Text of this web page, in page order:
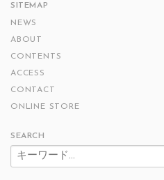
SITEMAP
NEWS
ABOUT
CONTENTS
ACCESS
CONTACT
ONLINE STORE
SEARCH
SEARCH